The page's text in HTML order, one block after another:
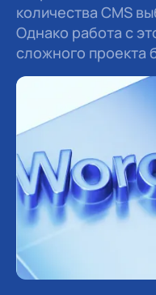
количества CMS
Однако работа с
сложного проекта